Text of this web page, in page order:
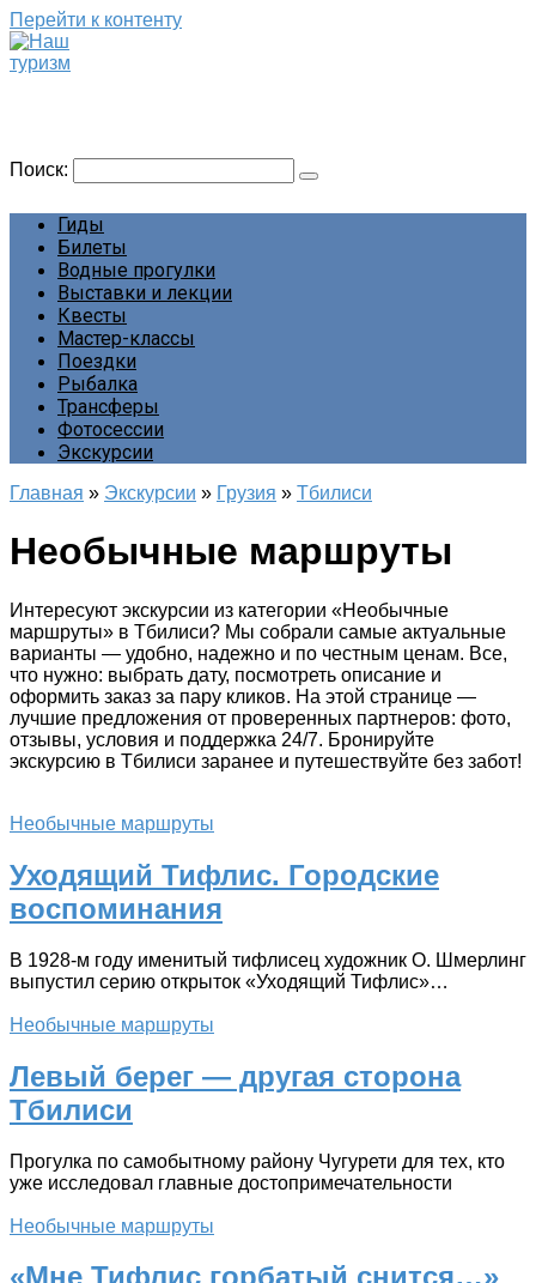
Перейти к контенту
Поиск:
Гиды
Билеты
Водные прогулки
Выставки и лекции
Квесты
Мастер-классы
Поездки
Рыбалка
Трансферы
Фотосессии
Экскурсии
Главная » Экскурсии » Грузия » Тбилиси
Необычные маршруты
Интересуют экскурсии из категории «Необычные
маршруты» в Тбилиси? Мы собрали самые актуальные
варианты — удобно, надежно и по честным ценам. Все,
что нужно: выбрать дату, посмотреть описание и
оформить заказ за пару кликов. На этой странице —
лучшие предложения от проверенных партнеров: фото,
отзывы, условия и поддержка 24/7. Бронируйте
экскурсию в Тбилиси заранее и путешествуйте без забот!
Необычные маршруты
Уходящий Тифлис. Городские
воспоминания
В 1928-м году именитый тифлисец художник О. Шмерлинг
выпустил серию открыток «Уходящий Тифлис»…
Необычные маршруты
Левый берег — другая сторона
Тбилиси
Прогулка по самобытному району Чугурети для тех, кто
уже исследовал главные достопримечательности
Необычные маршруты